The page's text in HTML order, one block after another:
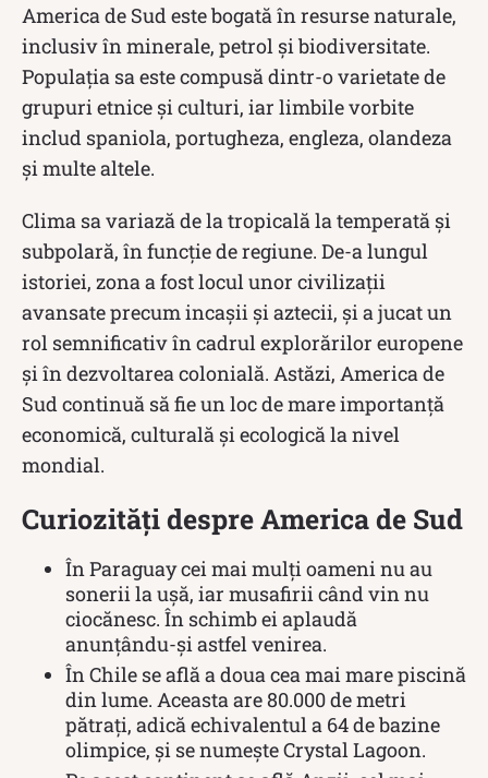
America de Sud este bogată în resurse naturale,
inclusiv în minerale, petrol și biodiversitate.
Populația sa este compusă dintr-o varietate de
grupuri etnice și culturi, iar limbile vorbite
includ spaniola, portugheza, engleza, olandeza
și multe altele.
Clima sa variază de la tropicală la temperată și
subpolară, în funcție de regiune. De-a lungul
istoriei, zona a fost locul unor civilizații
avansate precum incașii și aztecii, și a jucat un
rol semnificativ în cadrul explorărilor europene
și în dezvoltarea colonială. Astăzi, America de
Sud continuă să fie un loc de mare importanță
economică, culturală și ecologică la nivel
mondial.
Curiozități despre America de Sud
În Paraguay cei mai mulți oameni nu au
sonerii la ușă, iar musafirii când vin nu
ciocănesc. În schimb ei aplaudă
anunțându-și astfel venirea.
În Chile se află a doua cea mai mare piscină
din lume. Aceasta are 80.000 de metri
pătrați, adică echivalentul a 64 de bazine
olimpice, și se numește Crystal Lagoon.